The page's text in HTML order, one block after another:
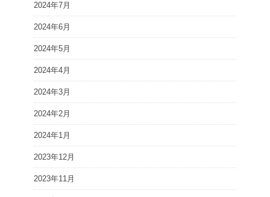
2024年7月
2024年6月
2024年5月
2024年4月
2024年3月
2024年2月
2024年1月
2023年12月
2023年11月